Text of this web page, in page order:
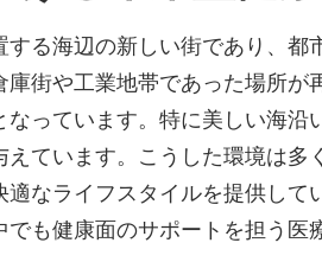
る海辺の新しい街であり、都
庫街や工業地帯であった場所が
っています。特に美しい海沿
ています。こうした環境は多
なライフスタイルを提供して
も健康面のサポートを担う医